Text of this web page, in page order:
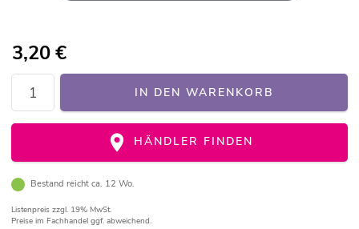
3,20€
IN DEN WARENKORB
HÄNDLER FINDEN
Bestand reicht ca. 12 Wo.
Listenpreis zzgl. 19% MwSt.
Preise im Fachhandel ggf. abweichend.